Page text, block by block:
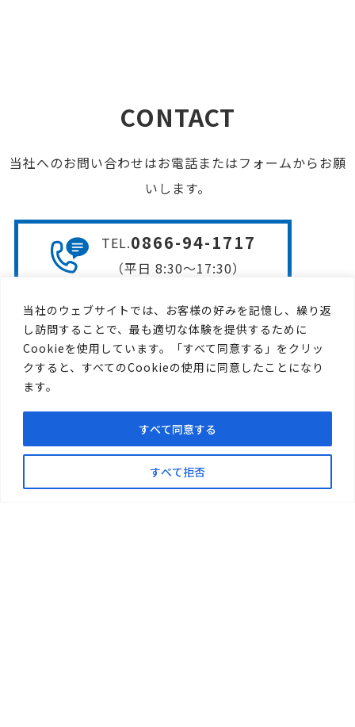
当社のウェブサイトでは、お客様の好みを記憶し、繰り返
し訪問することで、最も適切な体験を提供するために
Cookieを使用しています。「すべて同意する」をクリッ
クすると、すべてのCookieの使用に同意したことになり
ます。
すべて拒否
すべて同意する
CONTACT
当社へのお問い合わせはお電話またはフォームからお願
いします。
TEL.0866-94-1717
（平日 8:30〜17:30）
お問い合わせフォームは
こちら